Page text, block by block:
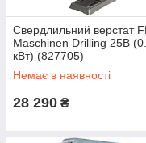
Свердлильний верстат
Maschinen Drilling 25B
кВт) (827705)
Немає в наявності
28 290 ₴